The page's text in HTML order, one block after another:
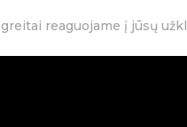
reaguojame į jūsų